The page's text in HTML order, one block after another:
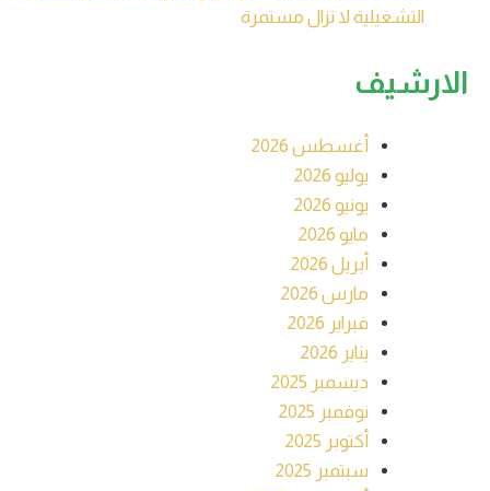
التشغيلية لا تزال مستمرة
الارشيف
أغسطس 2026
يوليو 2026
يونيو 2026
مايو 2026
أبريل 2026
مارس 2026
فبراير 2026
يناير 2026
ديسمبر 2025
نوفمبر 2025
أكتوبر 2025
سبتمبر 2025